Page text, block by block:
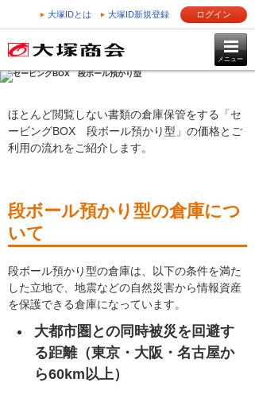
大塚IDとは 大塚ID新規登録 ログイン
メニュー
ほとんど閲覧しない書類の倉庫保管をする「セ
ービングBOX 段ボール預かり型」の価格とご
利用の流れをご紹介します。
段ボール預かり型の倉庫につ
いて
段ボール預かり型の倉庫は、以下の条件を満た
した立地で、地震などの自然災害から情報資産
を保護できる倉庫になっています。
大都市圏との同時被災を回避す
る距離（東京・大阪・名古屋か
ら60km以上）